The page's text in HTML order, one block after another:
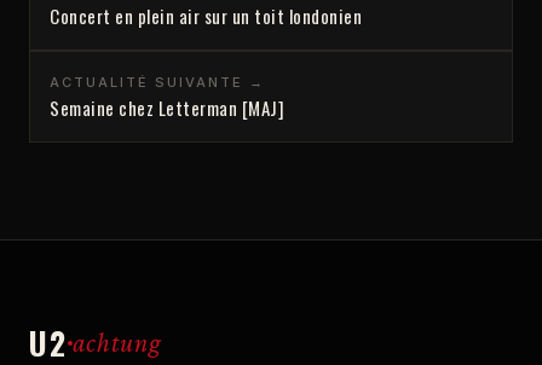
Concert en plein air sur un toit londonien
ACTUALITÉ SUIVANTE →
Semaine chez Letterman [MAJ]
U2 achtung